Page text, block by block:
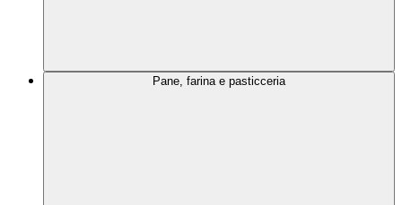
Pane, farina e pasticceria